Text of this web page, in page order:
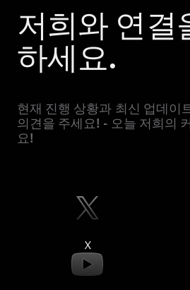
저희와 연결
하세요.
현재 진행 상황과 최신 업데이
의견을 주세요! - 오늘 저희의
요!
X